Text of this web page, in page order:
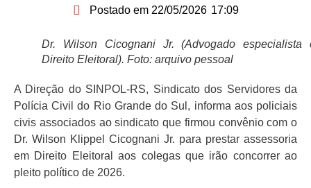
Postado em 22/05/2026 17:09
Dr. Wilson Cicognani Jr. (Advogado especialista
Direito Eleitoral). Foto: arquivo pessoal
A Direção do SINPOL-RS, Sindicato dos Servidores da
Polícia Civil do Rio Grande do Sul, informa aos policiais
civis associados ao sindicato que firmou convênio com o
Dr. Wilson Klippel Cicognani Jr. para prestar assessoria
em Direito Eleitoral aos colegas que irão concorrer ao
pleito político de 2026.